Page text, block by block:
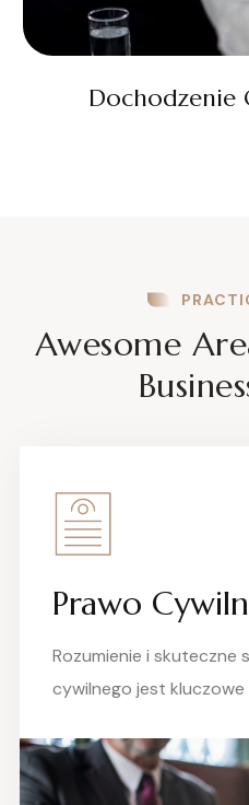
Dochodzenie
Awesome
Prawo
Rozumienie i skuteczne
cywilnego jest kluczowe